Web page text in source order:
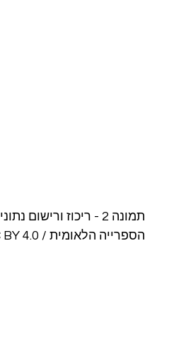
תמונה 2 - ריכוז
הספרייה הלאומית / CC BY 4.0